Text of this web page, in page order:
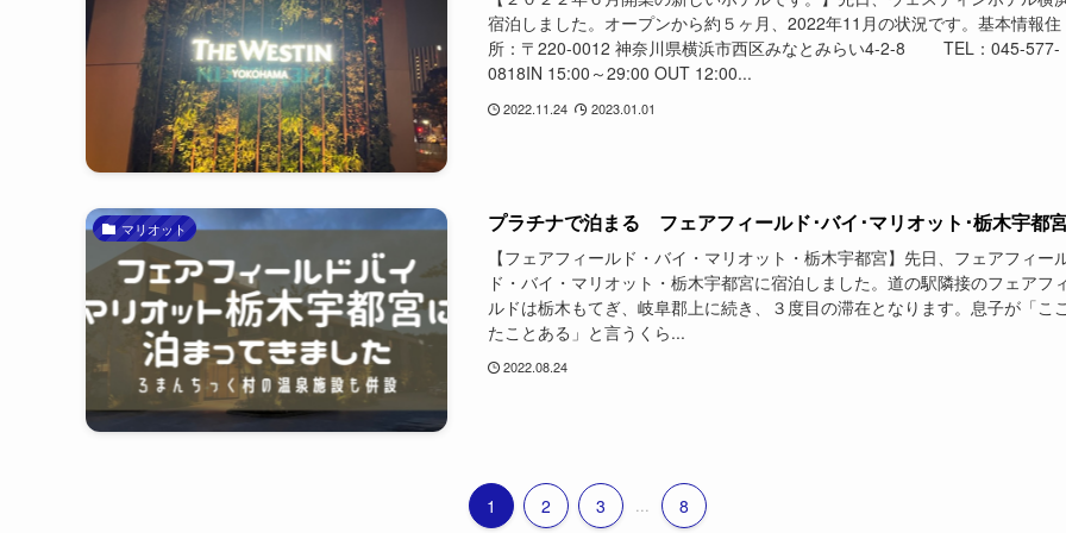
宿泊しました。オープンから約５ヶ月、2022年11月の状況です。基本情報住
所：〒220-0012 神奈川県横浜市西区みなとみらい4-2-8 TEL：045-577-
0818IN 15:00～29:00 OUT 12:00...
2022.11.24 2023.01.01
マリオット プラチナで泊まる フェアフィールド･バイ･マリオット･栃木宇都
【フェアフィールド・バイ・マリオット・栃木宇都宮】先日、フェアフィー
ド・バイ・マリオット・栃木宇都宮に宿泊しました。道の駅隣接のフェアフ
ルドは栃木もてぎ、岐阜郡上に続き、３度目の滞在となります。息子が「こ
たことある」と言うくら...
2022.08.24
1 2 3 ... 8